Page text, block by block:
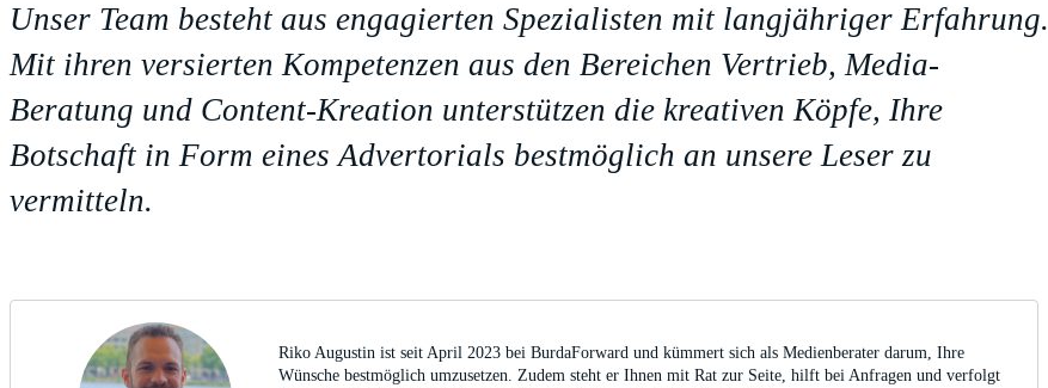
Unser Team besteht aus engagierten Spezialisten mit langjähriger Erfahrung.
Mit ihren versierten Kompetenzen aus den Bereichen Vertrieb, Media-
Beratung und Content-Kreation unterstützen die kreativen Köpfe, Ihre
Botschaft in Form eines Advertorials bestmöglich an unsere Leser zu
vermitteln.
Riko Augustin ist seit April 2023 bei BurdaForward und kümmert sich als Medienberater darum, Ihre
Wünsche bestmöglich umzusetzen. Zudem steht er Ihnen mit Rat zur Seite, hilft bei Anfragen und verfolgt